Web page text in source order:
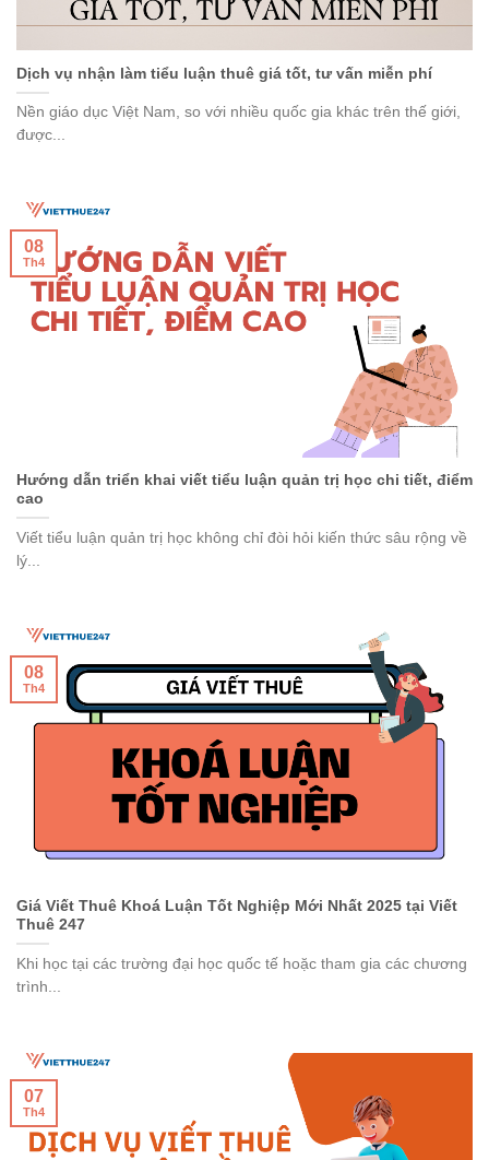
Dịch vụ nhận làm tiểu luận thuê giá tốt, tư vấn miễn phí
Nền giáo dục Việt Nam, so với nhiều quốc gia khác trên thế giới,
được...
Hướng dẫn triển khai viết tiểu luận quản trị học chi tiết, điểm
cao
Viết tiểu luận quản trị học không chỉ đòi hỏi kiến thức sâu rộng về
lý...
08
Th4
Giá Viết Thuê Khoá Luận Tốt Nghiệp Mới Nhất 2025 tại Viết
Thuê 247
Khi học tại các trường đại học quốc tế hoặc tham gia các chương
trình...
08
Th4
07
Th4